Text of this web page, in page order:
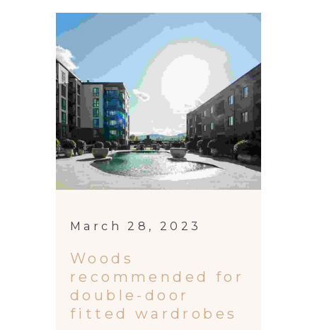
March 28, 2023
Woods
recommended for
double-door
fitted wardrobes